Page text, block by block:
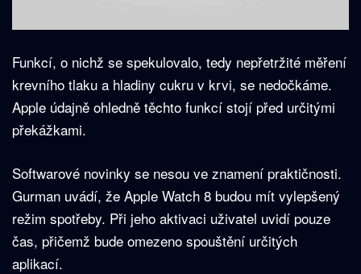
Funkcí, o nichž se spekulovalo, tedy nepřetržité měření
krevního tlaku a hladiny cukru v krvi, se nedočkáme.
Apple údajně ohledně těchto funkcí stojí před určitými
překážkami.
Softwarové novinky se nesou ve znamení praktičnosti.
Gurman uvádí, že Apple Watch 8 budou mít vylepšený
režim spotřeby. Při jeho aktivaci uživatel uvidí pouze
čas, přičemž bude omezeno spouštění určitých
aplikací.